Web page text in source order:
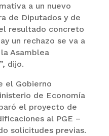
a un nuevo
de Diputados y de
resultado concreto
un rechazo se va a
Asamblea
dijo.
el Gobierno
de Economía
el proyecto de
al PGE –
solicitudes previas.